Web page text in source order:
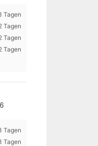
Tagen
Tagen
Tagen
Tagen
Tagen
Tagen